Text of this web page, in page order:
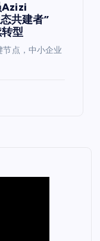
Azizi
共建者”
型
节点，中小企业